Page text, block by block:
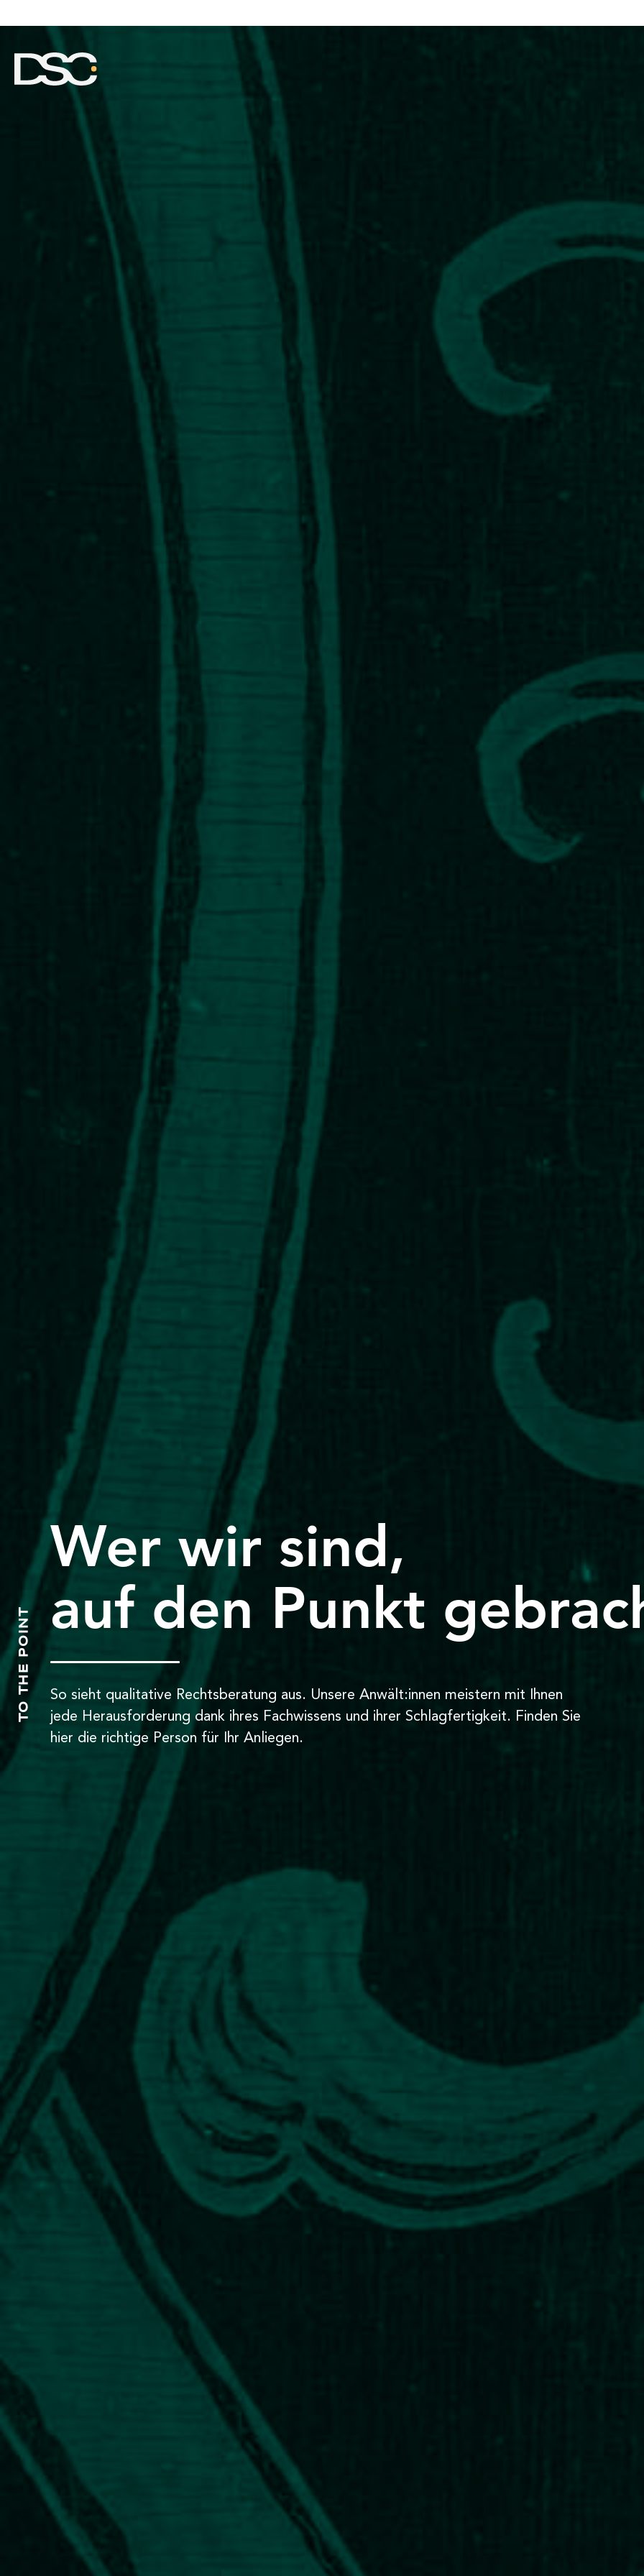
ÜBER UNS
EXPERTISE
KARRIERE
KONTAKT
TO THE POINT
Wer wir sind,
auf den Punkt
So sieht qualitative Rechtsberatung aus. Unsere Anwält:innen meistern mit Ihnen
jede Herausforderung dank ihres Fachwissens und ihrer Schlagfertigkeit. Finden Sie
hier die richtige Person für Ihr Anliegen.